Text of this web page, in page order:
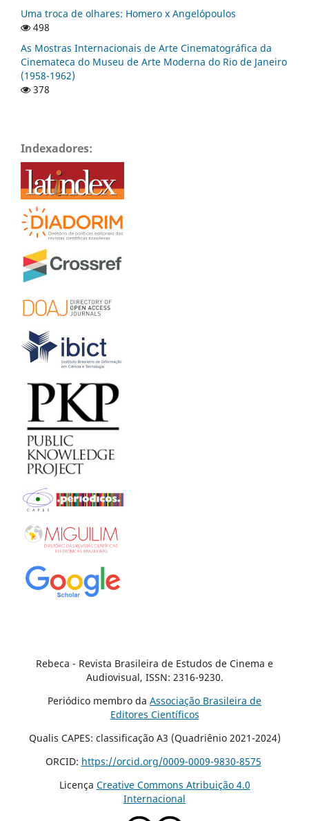
Uma troca de olhares: Homero x Angelópoulos
498
As Mostras Internacionais de Arte Cinematográfica da
Cinemateca do Museu de Arte Moderna do Rio de Janeiro
(1958-1962)
378
Indexadores:
Rebeca - Revista Brasileira de Estudos de Cinema e
Audiovisual, ISSN: 2316-9230.
Periódico membro da Associação Brasileira de
Editores Científicos
Qualis CAPES: classificação A3 (Quadriênio 2021-2024)
ORCID: https://orcid.org/0009-0009-9830-8575
Licença Creative Commons Atribuição 4.0
Internacional